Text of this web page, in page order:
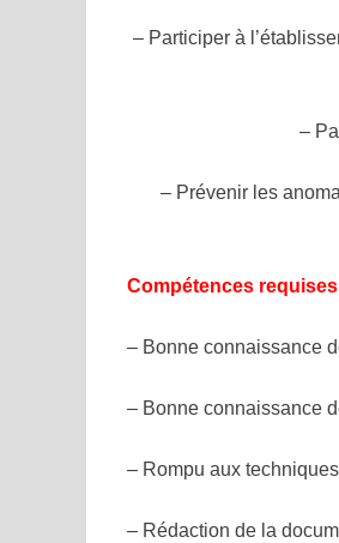
– Participer à
–
– Prévenir les
Compétences
– Bonne connaissance
– Bonne connaissance
– Rompu aux
– Rédaction de la